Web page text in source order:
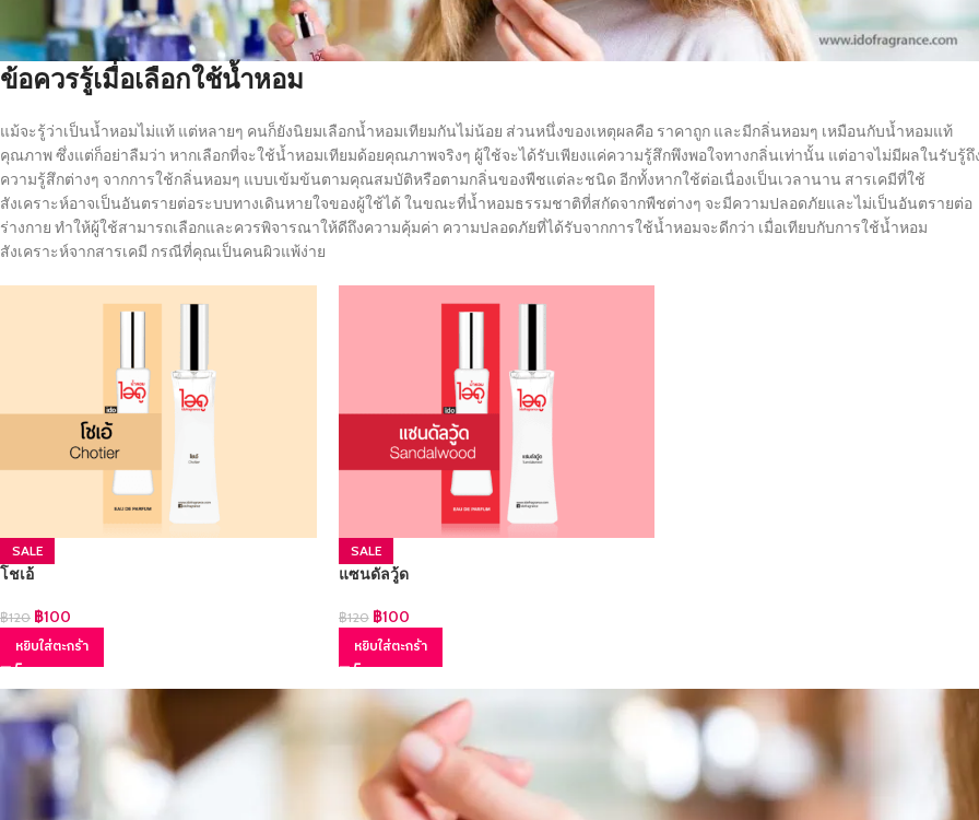
ข้อควรรู้เมื่อเลือกใช้น้ำหอม
แม้จะรู้ว่าเป็นน้ำหอมไม่แท้ แต่หลายๆ คนก็ยังนิยมเลือกน้ำหอมเทียมกันไม่น้อย ส่วนหนึ่งของเหตุผลคือ ราคาถูก และมีกลิ่นหอมๆ เหมือนกับน้ำหอมแท้
คุณภาพ ซึ่งแต่ก็อย่าลืมว่า หากเลือกที่จะใช้น้ำหอมเทียมด้อยคุณภาพจริงๆ ผู้ใช้จะได้รับเพียงแค่ความรู้สึกพึงพอใจทางกลิ่นเท่านั้น แต่อาจไม่มีผลในรับรู้ถึ
ความรู้สึกต่างๆ จากการใช้กลิ่นหอมๆ แบบเข้มข้นตามคุณสมบัติหรือตามกลิ่นของพืชแต่ละชนิด อีกทั้งหากใช้ต่อเนื่องเป็นเวลานาน สารเคมีที่ใช้
สังเคราะห์อาจเป็นอันตรายต่อระบบทางเดินหายใจของผู้ใช้ได้ ในขณะที่น้ำหอมธรรมชาติที่สกัดจากพืชต่างๆ จะมีความปลอดภัยและไม่เป็นอันตรายต่อ
ร่างกาย ทำให้ผู้ใช้สามารถเลือกและควรพิจารณาให้ดีถึงความคุ้มค่า ความปลอดภัยที่ได้รับจากการใช้น้ำหอมจะดีกว่า เมื่อเทียบกับการใช้น้ำหอม
สังเคราะห์จากสารเคมี กรณีที่คุณเป็นคนผิวแพ้ง่าย
SALE
โชเอ้
฿120 ฿100
หยิบใส่ตะกร้า
SALE
แซนดัลวู้ด
฿120 ฿100
หยิบใส่ตะกร้า